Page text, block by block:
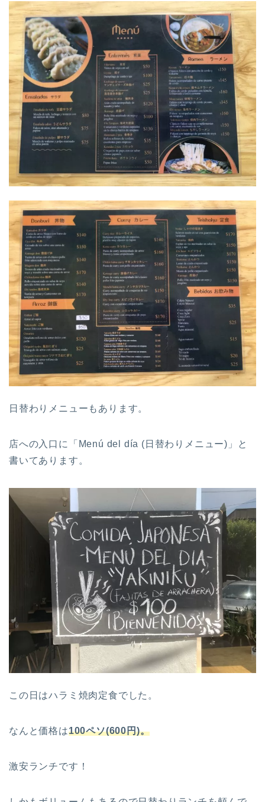
日替わりメニューもあります。
店への入口に「Menú del día (日替わりメニュー)」と
書いてあります。
この日はハラミ焼肉定食でした。
なんと価格は100ペソ(600円)。
激安ランチです！